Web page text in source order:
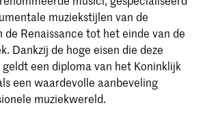
muziekstijlen van de
de Renaissance tot het einde van de
Dankzij de hoge eisen die deze
een diploma van het Koninklijk
een waardevolle aanbeveling
muziekwereld.